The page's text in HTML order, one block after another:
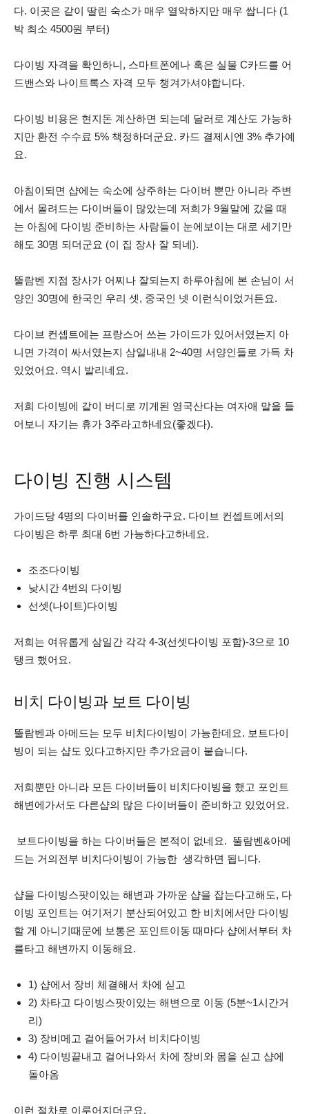
다. 이곳은 같이 딸린 숙소가 매우 열악하지만 매우 쌉니다 (1
박 최소 4500원 부터)
다이빙 자격을 확인하니, 스마트폰에나 혹은 실물 C카드를 어
드밴스와 나이트록스 자격 모두 챙겨가셔야합니다.
다이빙 비용은 현지돈 계산하면 되는데 달러로 계산도 가능하
지만 환전 수수료 5% 책정하더군요. 카드 결제시엔 3% 추가예
요.
아침이되면 샵에는 숙소에 상주하는 다이버 뿐만 아니라 주변
에서 몰려드는 다이버들이 많았는데 저희가 9월말에 갔을 때
는 아침에 다이빙 준비하는 사람들이 눈에보이는 대로 세기만
해도 30명 되더군요 (이 집 장사 잘 되네).
뚤람벤 지점 장사가 어찌나 잘되는지 하루아침에 본 손님이 서
양인 30명에 한국인 우리 셋, 중국인 넷 이런식이었거든요.
다이브 컨셉트에는 프랑스어 쓰는 가이드가 있어서였는지 아
니면 가격이 싸서였는지 삼일내내 2~40명 서양인들로 가득 차
있었어요. 역시 발리네요.
저희 다이빙에 같이 버디로 끼게된 영국산다는 여자애 말을 들
어보니 자기는 휴가 3주라고하네요(좋겠다).
다이빙 진행 시스템
가이드당 4명의 다이버를 인솔하구요. 다이브 컨셉트에서의
다이빙은 하루 최대 6번 가능하다고하네요.
조조다이빙
낮시간 4번의 다이빙
선셋(나이트)다이빙
저희는 여유롭게 삼일간 각각 4-3(선셋다이빙 포함)-3으로 10
탱크 했어요.
비치 다이빙과 보트 다이빙
뚤람벤과 아메드는 모두 비치다이빙이 가능한데요. 보트다이
빙이 되는 샵도 있다고하지만 추가요금이 붙습니다.
저희뿐만 아니라 모든 다이버들이 비치다이빙을 했고 포인트
해변에가서도 다른샵의 많은 다이버들이 준비하고 있었어요.
보트다이빙을 하는 다이버들은 본적이 없네요. 뚤람벤&아메
드는 거의전부 비치다이빙이 가능한 생각하면 됩니다.
샵을 다이빙스팟이있는 해변과 가까운 샵을 잡는다고해도, 다
이빙 포인트는 여기저기 분산되어있고 한 비치에서만 다이빙
할 게 아니기때문에 보통은 포인트이동 때마다 샵에서부터 차
를타고 해변까지 이동해요.
1) 샵에서 장비 체결해서 차에 싣고
2) 차타고 다이빙스팟이있는 해변으로 이동 (5분~1시간거
리)
3) 장비메고 걸어들어가서 비치다이빙
4) 다이빙끝내고 걸어나와서 차에 장비와 몸을 싣고 샵에
돌아옴
이런 절차로 이루어지더군요.